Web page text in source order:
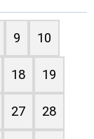
9 10
18 19
27 28